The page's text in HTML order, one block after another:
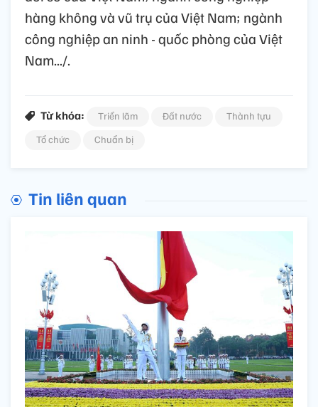
hàng không và vũ trụ của Việt Nam; ngành
công nghiệp an ninh - quốc phòng của Việt
Nam.../.
Từ khóa: Triển lãm Đất nước
Thành tựu
Tổ chức
Chuẩn bị
Tin liên quan